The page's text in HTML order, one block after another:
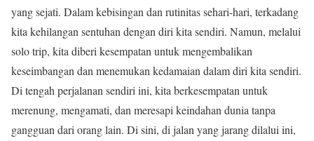
yang sejati. Dalam kebisingan dan rutinitas sehari-hari, terkadang
kita kehilangan sentuhan dengan diri kita sendiri. Namun, melalui
solo trip, kita diberi kesempatan untuk mengembalikan
keseimbangan dan menemukan kedamaian dalam diri kita sendiri.
Di tengah perjalanan sendiri ini, kita berkesempatan untuk
merenung, mengamati, dan meresapi keindahan dunia tanpa
gangguan dari orang lain. Di sini, di jalan yang jarang dilalui ini,